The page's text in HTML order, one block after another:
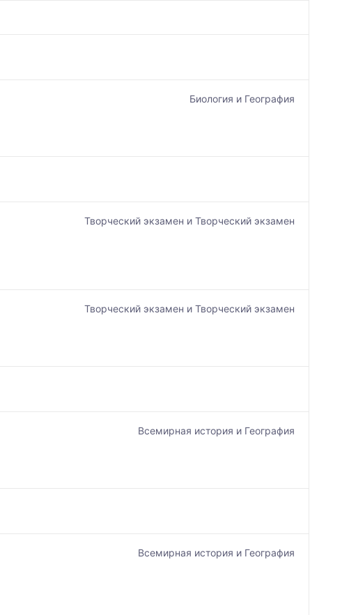
Биология и География
Творческий экзамен и Творческий экзамен
Творческий экзамен и Творческий экзамен
Всемирная история и География
Всемирная история и География